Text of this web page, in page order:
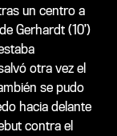
un centro a
Gerhardt (10’)
otra vez el
se pudo
hacia delante
contra el